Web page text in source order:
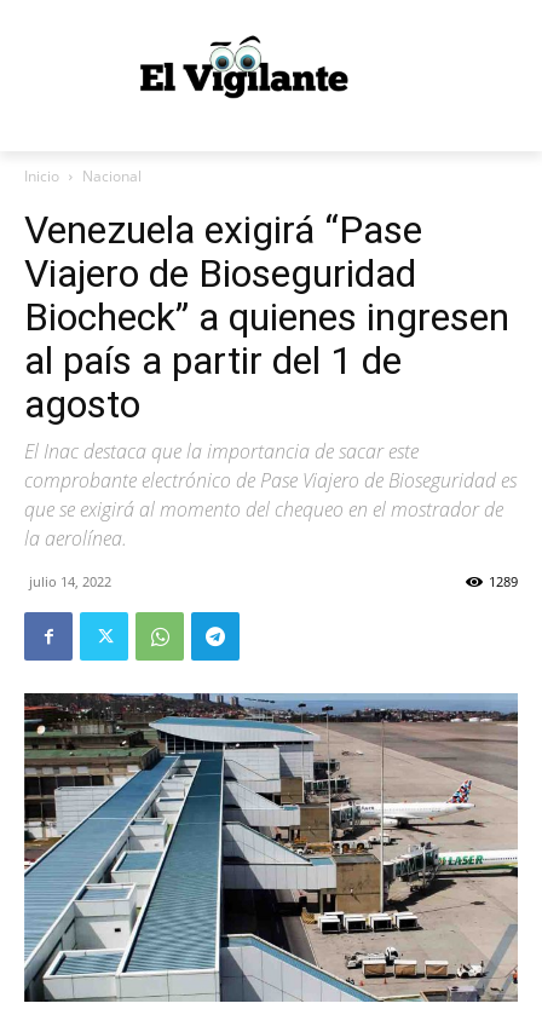
Inicio Nacional
Venezuela exigirá “Pase
Viajero de Bioseguridad
Biocheck” a quienes ingresen
al país a partir del 1 de
agosto
El Inac destaca que la importancia de sacar este
comprobante electrónico de Pase Viajero de Bioseguridad es
que se exigirá al momento del chequeo en el mostrador de
la aerolínea.
julio 14, 2022 1289